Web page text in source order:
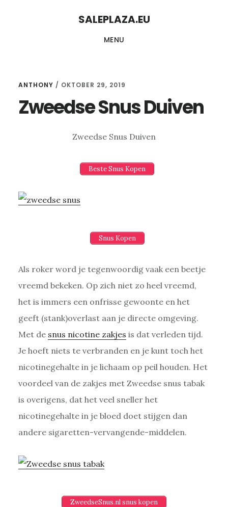
SALEPLAZA.EU
MENU
ANTHONY / OKTOBER 29, 2019
Zweedse Snus Duiven
Zweedse Snus Duiven
Beste Snus Kopen
Snus Kopen
Als roker word je tegenwoordig vaak een beetje
vreemd bekeken. Op zich niet zo heel vreemd,
het is immers een onfrisse gewoonte en het
geeft (stank)overlast aan je directe omgeving.
Met de snus nicotine zakjes is dat verleden tijd.
Je hoeft niets te verbranden en je kunt toch het
nicotinegehalte in je lichaam op peil houden. Het
voordeel van de zakjes met Zweedse snus tabak
is overigens, dat het veel sneller het
nicotinegehalte in je bloed doet stijgen dan
andere sigaretten-vervangende-middelen.
ZweedseSnus.nl snus kopen